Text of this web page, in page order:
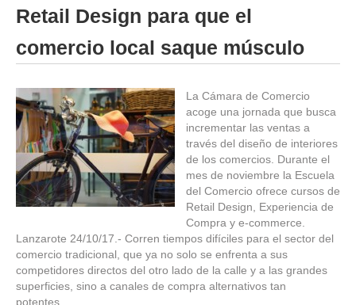
▼
▼
▼
Retail Design para que el
comercio local saque músculo
La Cámara de Comercio
acoge una jornada que busca
incrementar las ventas a
través del diseño de interiores
de los comercios. Durante el
mes de noviembre la Escuela
del Comercio ofrece cursos de
Retail Design, Experiencia de
Compra y e-commerce.
Lanzarote 24/10/17.- Corren tiempos difíciles para el sector del
comercio tradicional, que ya no solo se enfrenta a sus
competidores directos del otro lado de la calle y a las grandes
superficies, sino a canales de compra alternativos tan
potentes…